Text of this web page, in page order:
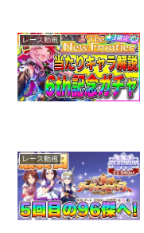
レース動画
レース動画